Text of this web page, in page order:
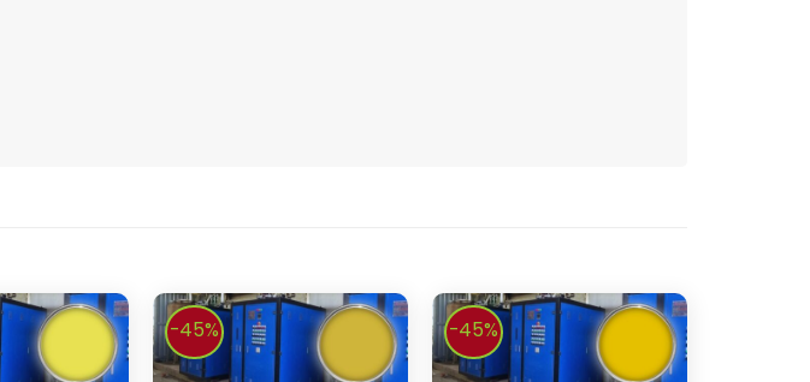
-45% -45%